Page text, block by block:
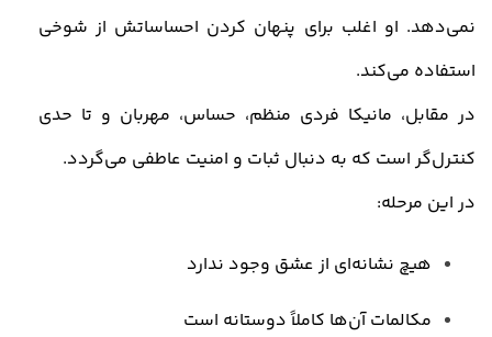
نمی‌دهد. او اغلب برای پنهان کردن احساساتش از شوخی
استفاده می‌کند.
در مقابل، مانیکا فردی منظم، حساس، مهربان و تا حدی
کنترل‌گر است که به دنبال ثبات و امنیت عاطفی می‌گردد.
در این مرحله:
هیچ نشانه‌ای از عشق وجود ندارد
مکالمات آن‌ها کاملاً دوستانه است